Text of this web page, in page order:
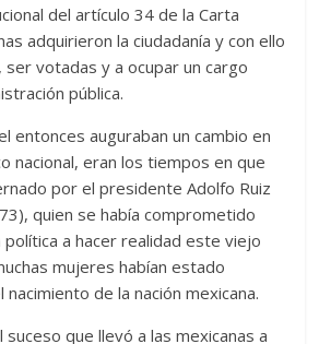
del artículo 34 de la Carta
adquirieron la ciudadanía y con ello
votadas y a ocupar un cargo
pública.
entonces auguraban un cambio en
nacional, eran los tiempos en que
por el presidente Adolfo Ruiz
quien se había comprometido
política a hacer realidad este viejo
mujeres habían estado
de la nación mexicana.
suceso que llevó a las mexicanas a